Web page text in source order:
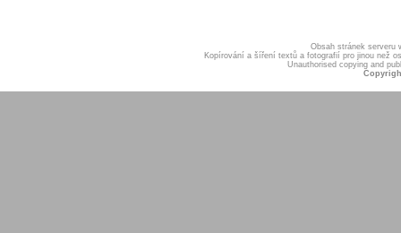
Obsah stránek serveru
Kopírování a šíření textů a fotografií pro jinou než
Unauthorised copying and